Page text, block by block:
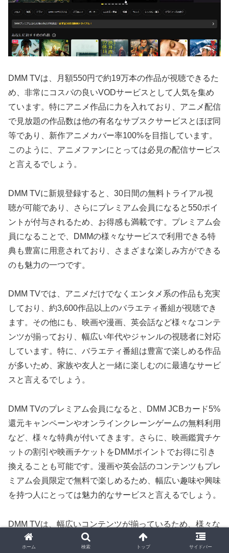
DMM TVは、月額550円で約19万本の作品が視聴できるた
め、非常にコスパの良いVODサービスとして人気を集め
ています。特にアニメ作品に力を入れており、アニメ配信
で見放題の作品数は他の有名なサブスクサービスとほぼ同
等であり、新作アニメカバー率100%を目指しています。
このように、アニメファンにとっては必見の配信サービス
と言えるでしょう。
DMM TVに新規登録すると、30日間の無料トライアル視
聴が可能であり、さらにプレミアム会員になると550ポイ
ントが付与されるため、お得感も満載です。プレミアム会
員になることで、DMMの様々なサービスで利用できる特
典も豊富に用意されており、さまざまな楽しみ方ができる
のも魅力の一つです。
DMM TVでは、アニメだけでなくエンタメ系の作品も充実
しており、約3,600作品以上のバラエティ番組が視聴でき
ます。その他にも、映画や漫画、英会話など様々なコンテ
ンツが揃っており、幅広い年代やジャンルの視聴者に対応
しています。特に、バラエティ番組は豊富で楽しめる作品
が多いため、家族や友人と一緒に楽しむのに最適なサービ
スと言えるでしょう。
DMM TVのプレミアム会員になると、DMM JCBカード5%
還元キャンペーンやオンラインクレーンゲームの無料利用
など、様々な特典が付いてきます。さらに、映画鑑賞チケ
ットの割引や映画チケットをDMMポイントでお得に引き
換えることも可能です。漫画や英会話のコンテンツもプレ
ミアム会員限定で無料で楽しめるため、幅広い趣味や興味
を持つ人にとっては魅力的なサービスと言えるでしょう。
DMM TVは、幅広いコンテンツが揃っているため、様々な
視聴者に対応しています。アニメファンから映画好き、バ
ホーム 検索 トップ サイドバー